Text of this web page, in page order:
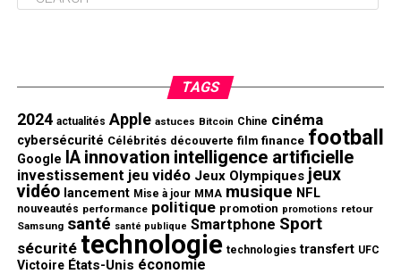
TAGS
2024 actualités Apple astuces Bitcoin Chine cinéma
cybersécurité Célébrités découverte film finance football
Google IA innovation intelligence artificielle
investissement jeu vidéo Jeux Olympiques jeux
vidéo lancement Mise à jour MMA musique NFL
nouveautés performance politique promotion promotions retour
Samsung santé santé publique Smartphone Sport
sécurité technologie technologies transfert UFC
Victoire États-Unis économie